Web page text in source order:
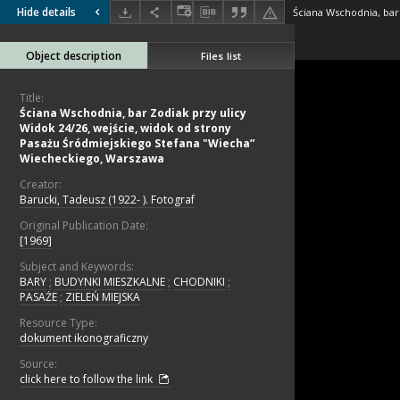
Hide details
Object description Files list
Title:
Ściana Wschodnia, bar Zodiak przy ulicy
Widok 24/26, wejście, widok od strony
Pasażu Śródmiejskiego Stefana "Wiecha”
Wiecheckiego, Warszawa
Creator:
Barucki, Tadeusz (1922- ). Fotograf
Original Publication Date:
[1969]
Subject and Keywords:
BARY ; BUDYNKI MIESZKALNE ; CHODNIKI ;
PASAŻE ; ZIELEŃ MIEJSKA
Resource Type:
dokument ikonograficzny
Source:
click here to follow the link